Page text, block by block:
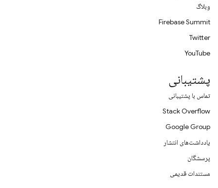
وبلاگ
Firebase Summit
Twitter
YouTube
پشتیبانی
تماس با پشتیبانی
Stack Overflow
Google Group
یادداشت‌های انتشار
پرسشگان
مستندات قدیمی